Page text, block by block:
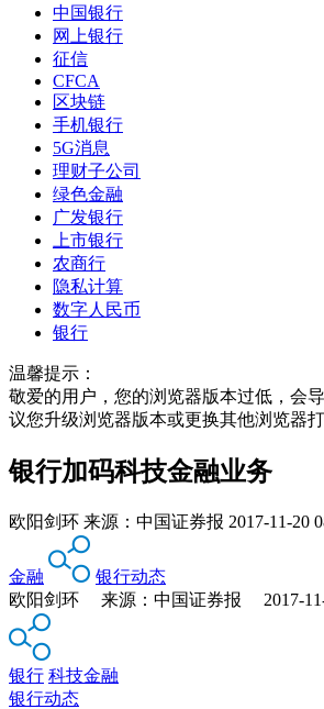
中国银行
网上银行
征信
CFCA
区块链
手机银行
5G消息
理财子公司
绿色金融
广发银行
上市银行
农商行
隐私计算
数字人民币
银行
温馨提示：
敬爱的用户，您的浏览器版本过低，会
议您升级浏览器版本或更换其他浏览器打
银行加码科技金融业务
欧阳剑环 来源： 中国证券报 2017-11-20
金融
银行动态
欧阳剑环 来源：中国证券报 2017-11-
银行 科技金融
银行动态